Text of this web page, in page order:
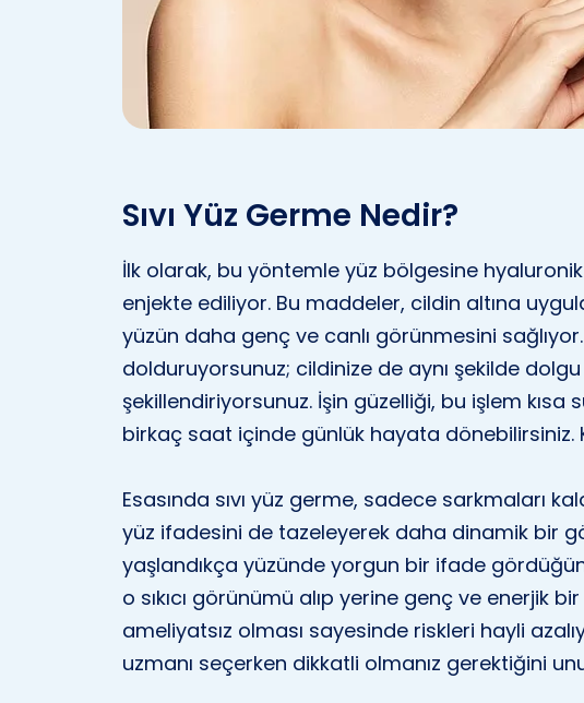
Sıvı Yüz Germe Nedir?
İlk olarak, bu yöntemle yüz bölgesine
enjekte ediliyor. Bu maddeler, cildin altına
yüzün daha genç ve canlı görünmesini
dolduruyorsunuz; cildinize de aynı şekilde dolgu
şekillendiriyorsunuz. İşin güzelliği, bu işlem
birkaç saat içinde günlük hayata dönebilirsiniz.
Esasında sıvı yüz germe, sadece sarkmaları
yüz ifadesini de tazeleyerek daha dinamik bir
yaşlandıkça yüzünde yorgun bir ifade
o sıkıcı görünümü alıp yerine genç ve enerjik
ameliyatsız olması sayesinde riskleri hayli
uzmanı seçerken dikkatli olmanız gerektiğini